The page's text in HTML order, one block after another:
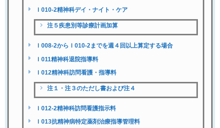
Ｉ010-2精神科デイ・ナイト・ケア
注５疾患別等診療計画加算
Ｉ008-2からＩ010-2までを週４回以上算定する場合
Ｉ011精神科退院指導料
Ｉ012精神科訪問看護・指導料
注１・注３のただし書および注４
Ｉ012-2精神科訪問看護指示料
Ｉ013抗精神病特定薬剤治療指導管理料